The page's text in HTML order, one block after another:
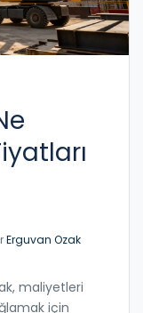
Erguvan Ozak
maliyetleri
için